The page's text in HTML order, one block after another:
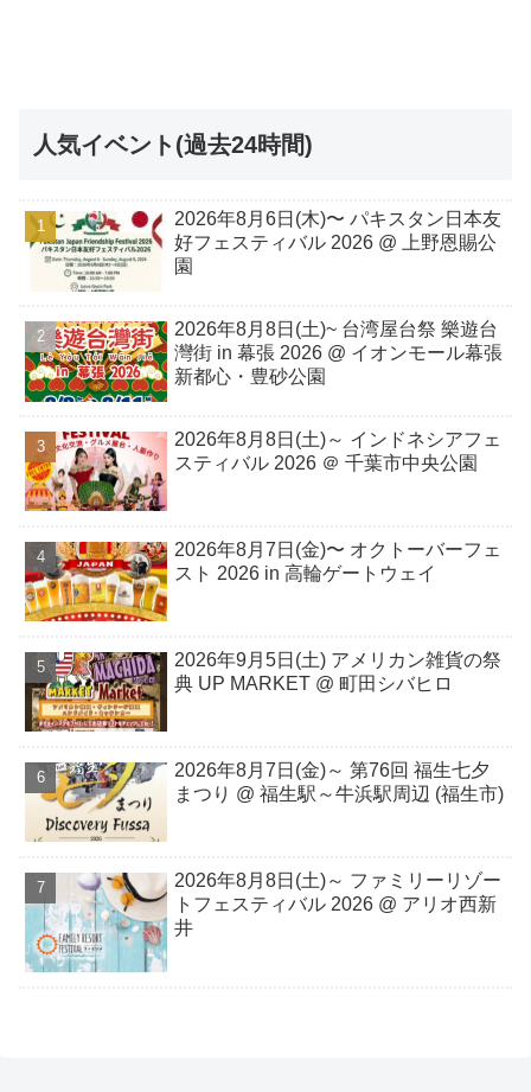
人気イベント(過去24時間)
2026年8月6日(木)〜 パキスタン日本友
好フェスティバル 2026 @ 上野恩賜公
園
2026年8月8日(土)~ 台湾屋台祭 樂遊台
灣街 in 幕張 2026 @ イオンモール幕張
新都心・豊砂公園
2026年8月8日(土)～ インドネシアフェ
スティバル 2026 ＠ 千葉市中央公園
2026年8月7日(金)〜 オクトーバーフェ
スト 2026 in 高輪ゲートウェイ
2026年9月5日(土) アメリカン雑貨の祭
典 UP MARKET @ 町田シバヒロ
2026年8月7日(金)～ 第76回 福生七夕
まつり @ 福生駅～牛浜駅周辺 (福生市)
2026年8⽉8⽇(⼟)～ ファミリーリゾー
トフェスティバル 2026 @ アリオ西新
井